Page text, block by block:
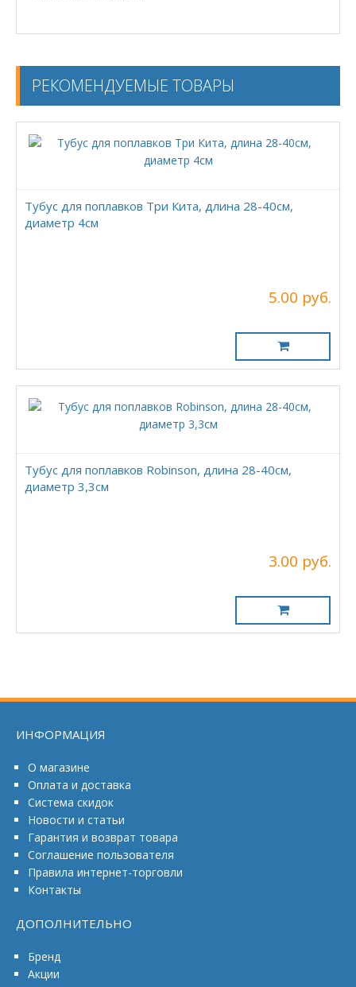
РЕКОМЕНДУЕМЫЕ ТОВАРЫ
Тубус для поплавков Три Кита, длина 28-40см,
диаметр 4см
5.00 руб.
Тубус для поплавков Robinson, длина 28-40см,
диаметр 3,3см
3.00 руб.
ИНФОРМАЦИЯ
О магазине
Оплата и доставка
Система скидок
Новости и статьи
Гарантия и возврат товара
Соглашение пользователя
Правила интернет-торговли
Контакты
ДОПОЛНИТЕЛЬНО
Бренд
Акции